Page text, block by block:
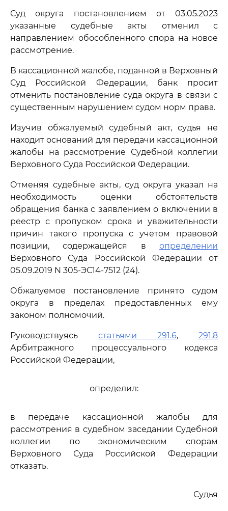
Суд округа постановлением от 03.05.2023
указанные судебные акты отменил с
направлением обособленного спора на новое
рассмотрение.
В кассационной жалобе, поданной в Верховный
Суд Российской Федерации, банк просит
отменить постановление суда округа в связи с
существенным нарушением судом норм права.
Изучив обжалуемый судебный акт, судья не
находит оснований для передачи кассационной
жалобы на рассмотрение Судебной коллегии
Верховного Суда Российской Федерации.
Отменяя судебные акты, суд округа указал на
необходимость оценки обстоятельств
обращения банка с заявлением о включении в
реестр с пропуском срока и уважительности
причин такого пропуска с учетом правовой
позиции, содержащейся в определении
Верховного Суда Российской Федерации от
05.09.2019 N 305-ЭС14-7512 (24).
Обжалуемое постановление принято судом
округа в пределах предоставленных ему
законом полномочий.
Руководствуясь статьями 291.6, 291.8
Арбитражного процессуального кодекса
Российской Федерации,
определил:
в передаче кассационной жалобы для
рассмотрения в судебном заседании Судебной
коллегии по экономическим спорам
Верховного Суда Российской Федерации
отказать.
Судья